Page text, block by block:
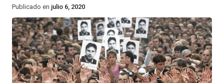
Publicado en julio 6, 2020